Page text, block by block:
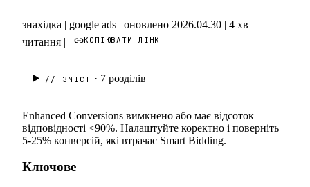
знахідка | google ads | оновлено 2026.04.30 | 4 хв
читання | КОПІЮВАТИ ЛІНК
// ЗМІСТ · 7 розділів
Enhanced Conversions вимкнено або має відсоток
відповідності <90%. Налаштуйте коректно і поверніть
5-25% конверсій, які втрачає Smart Bidding.
Ключове